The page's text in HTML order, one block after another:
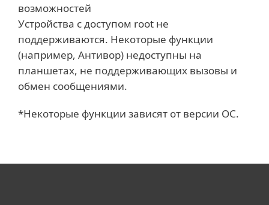
возможностей
Устройства с доступом root не
поддерживаются. Некоторые функции
(например, Антивор) недоступны на
планшетах, не поддерживающих вызовы и
обмен сообщениями.
*Некоторые функции зависят от версии ОС.